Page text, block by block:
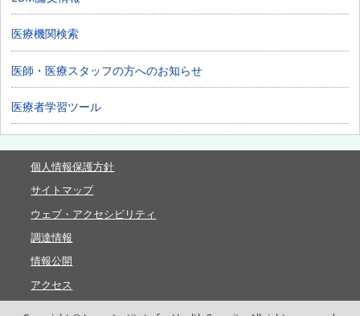
医療機関検索
医師・医療スタッフの方へのお知らせ
医療者学習ツール
個人情報保護方針
サイトマップ
ウェブ・アクセシビリティ
調達情報
情報公開
アクセス